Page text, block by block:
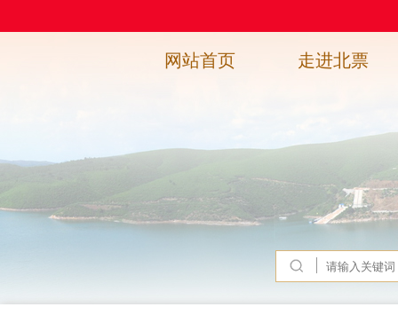
网站首页 走进北票